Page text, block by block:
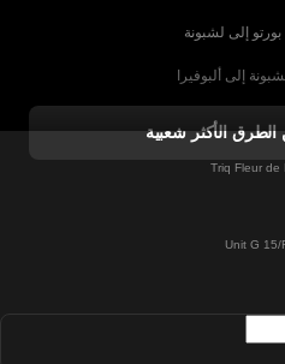
إلى لشبونة
إلى ألبوفيرا
إلى لشبونة
إلى لاغوس
إلى مدريد
الأكثر شعبية
Unit G 15/